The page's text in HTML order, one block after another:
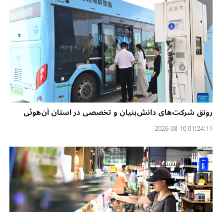
رونق شرکت‌های دانش‌بنیان و تخصصی در استان آن‌هوئی
01:24:11 2026-08-10